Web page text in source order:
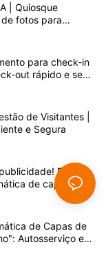
| Quiosque
fotos para
para check-in
out rápido e sem
de Visitantes |
e Segura
Esta
de capas de
oportunidade de
de Capas de
Autosserviço e